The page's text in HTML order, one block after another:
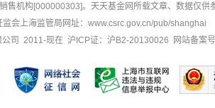
售机构[000000303]。天天基金网所载文章、数据仅供
监会上海监管局网址： www.csrc.gov.cn/pub/shanghai
司 2011-现在 沪ICP证：沪B2-20130026
网站备案